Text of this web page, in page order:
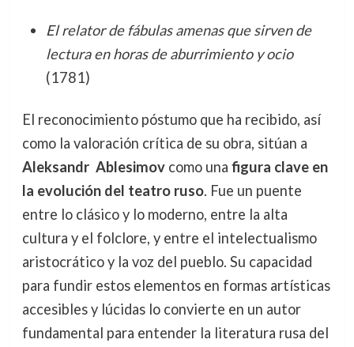
El relator de fábulas amenas que sirven de
lectura en horas de aburrimiento y ocio
(1781)
El reconocimiento póstumo que ha recibido, así
como la valoración crítica de su obra, sitúan a
Aleksandr Ablesimovcomo una figura clave en
la evolución del teatro ruso. Fue un puente
entre lo clásico y lo moderno, entre la alta
cultura y el folclore, y entre el intelectualismo
aristocrático y la voz del pueblo. Su capacidad
para fundir estos elementos en formas artísticas
accesibles y lúcidas lo convierte en un autor
fundamental para entender la literatura rusa del